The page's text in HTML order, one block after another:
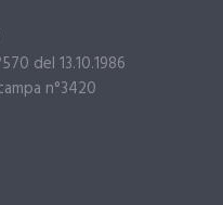
del 13.10.1986
n°3420